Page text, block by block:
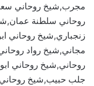
مجرب,شيخ روحاني
روحاني سلطنة
زنجباري,شيخ روحاني
مجاني,شيخ رواد
روحاني,شيخ روحاني
جلب حبيب,شيخ